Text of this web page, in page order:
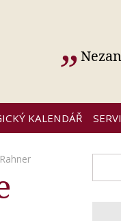
KALENDÁŘ